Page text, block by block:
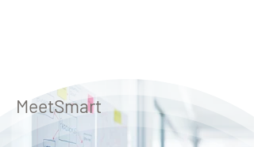
MeetSmart